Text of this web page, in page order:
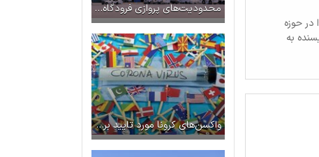
حوزه
به
محدودیت‌های پروازی فرودگاه مهرآباد برای مراسم تحلیف
واکسن‌های کرونا مورد تایید برای سفرهای خارج از کشور